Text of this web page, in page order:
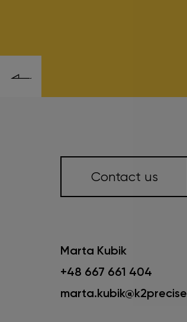
Contact us
Marta Kubik
+48 667 661 404